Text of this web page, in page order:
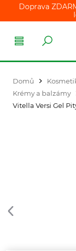
Doprava
Domů
Krémy a balzámy
Vitella Versi Gel